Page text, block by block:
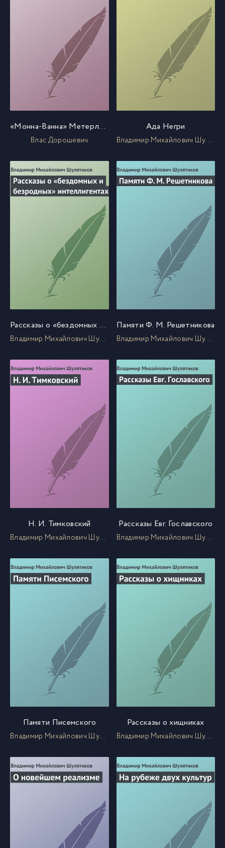
«Монна-Ванна» Метерлинка
Влас Дорошевич
Ада Негри
Владимир Михайлович Шулятиков
Рассказы о «бездомных и безродных» интеллигентах
Владимир Михайлович Шулятиков
Памяти Ф. М. Решетникова
Владимир Михайлович Шулятиков
Н. И. Тимковский
Владимир Михайлович Шулятиков
Рассказы Евг. Гославского
Владимир Михайлович Шулятиков
Памяти Писемского
Владимир Михайлович Шулятиков
Рассказы о хищниках
Владимир Михайлович Шулятиков